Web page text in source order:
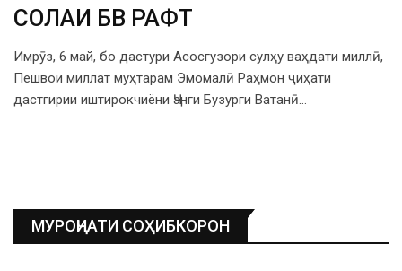
СОЛАИ ҶБВ РАФТ
Имрӯз, 6 май, бо дастури Асосгузори сулҳу ваҳдати миллӣ,
Пешвои миллат муҳтарам Эмомалӣ Раҳмон ҷиҳати
дастгирии иштирокчиёни Ҷанги Бузурги Ватанӣ…
МУРОҶИАТИ СОҲИБКОРОН